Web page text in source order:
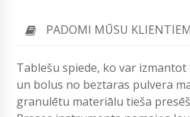
PADOMI MŪSU KLIENTIEM
Tablešu spiede, ko var
un bolus no beztaras pulvera
granulētu materiālu tieša